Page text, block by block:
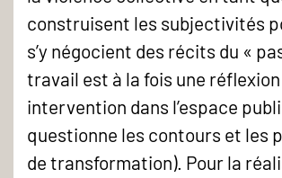
construisent les subjectivités
s’y négocient des récits du «
travail est à la fois une
intervention dans l’espace
questionne les contours et les
de transformation). Pour la